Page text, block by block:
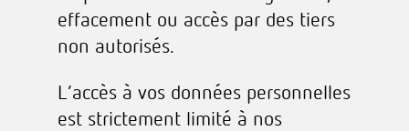
effacement ou accès par des tiers
non autorisés.
L’accès à vos données personnelles
est strictement limité à nos